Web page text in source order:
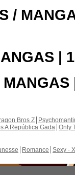
/
|
Bros Z
A República Gada Only
Romance Sexy -